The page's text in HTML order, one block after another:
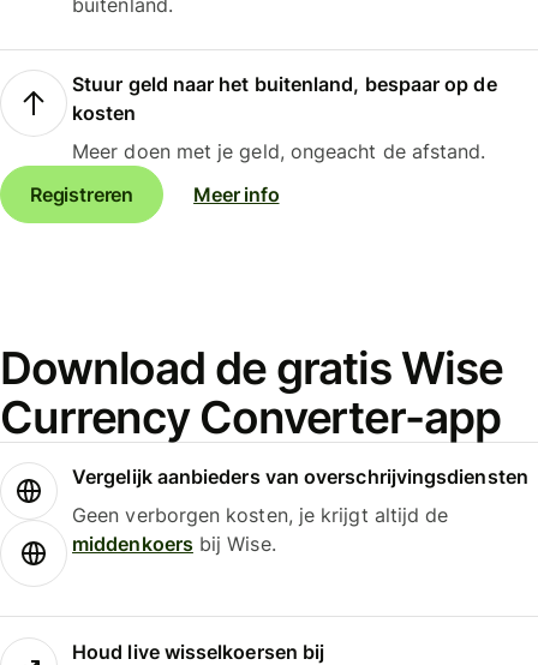
buitenland.
Stuur geld naar het buitenland, bespaar op de
kosten
Meer doen met je geld, ongeacht de afstand.
Registreren
Meer info
Download de gratis Wise
Currency Converter-app
Vergelijk aanbieders van overschrijvingsdiensten
Geen verborgen kosten, je krijgt altijd de
middenkoersbij Wise.
Houd live wisselkoersen bij